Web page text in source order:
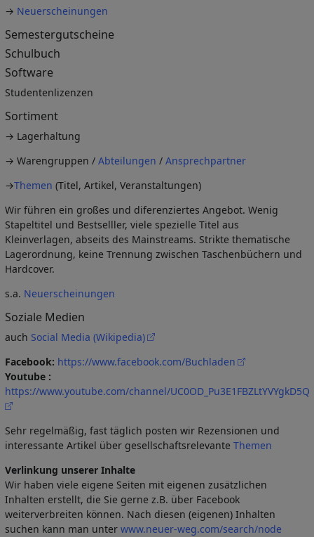
→ Neuerscheinungen
Semestergutscheine
Schulbuch
Software
Studentenlizenzen
Sortiment
→ Lagerhaltung
→ Warengruppen / Abteilungen / Ansprechpartner
→Themen (Titel, Artikel, Veranstaltungen)
Wir führen ein großes und diferenziertes Angebot. Wenig
Stapeltitel und Bestselller, viele spezielle Titel aus
Kleinverlagen, abseits des Mainstreams. Strikte thematische
Lagerordnung, keine Trennung zwischen Taschenbüchern und
Hardcover.
s.a. Neuerscheinungen
Soziale Medien
auch Social Media (Wikipedia)
Facebook: https://www.facebook.com/Buchladen
Youtube :
https://www.youtube.com/channel/UC0OD_Pu3E1FBZLtYVYgkD5Q
Sehr regelmäßig, fast täglich posten wir Rezensionen und
interessante Artikel über gesellschaftsrelevante Themen
Verlinkung unserer Inhalte
Wir haben viele eigene Seiten mit eigenen zusätzlichen
Inhalten erstellt, die Sie gerne z.B. über Facebook
weiterverbreiten können. Nach diesen (eigenen) Inhalten
suchen kann man unter www.neuer-weg.com/search/node